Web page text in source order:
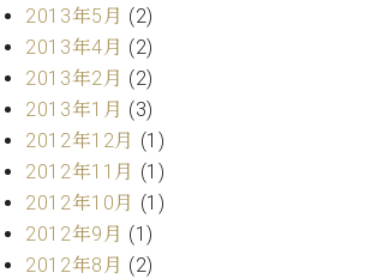
サ
ー
ビ
ス
(
調
律
)
ア
フ
2013年5月 (2)
2013年4月 (2)
2013年2月 (2)
2013年1月 (3)
2012年12月 (1)
2012年11月 (1)
2012年10月 (1)
2012年9月 (1)
2012年8月 (2)